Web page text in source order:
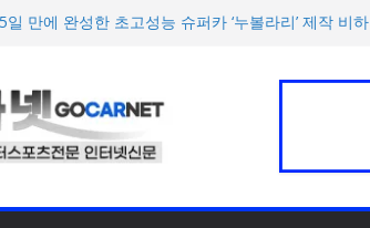
일 만에 완성한 초고성능 슈퍼카 ‘누볼라리’ 제작 비하
일 계약 개시
링 쏠림·하체 소음 잡는 ‘스테빌라이저 링크’ 정비 솔
캐나다 정부로부터 1,000만 캐나다달러 규모 지원